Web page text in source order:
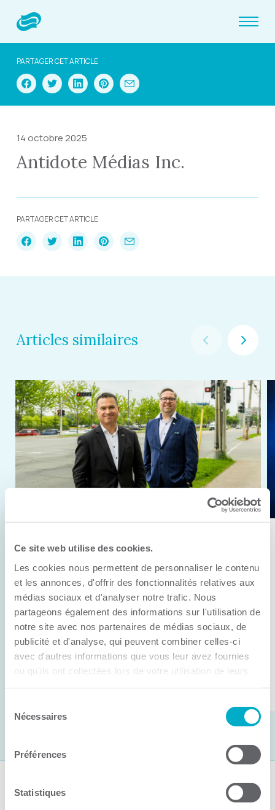
Ce site web utilise des cookies.
Les cookies nous permettent de personnaliser le contenu
et les annonces, d'offrir des fonctionnalités relatives aux
médias sociaux et d'analyser notre trafic. Nous
partageons également des informations sur l'utilisation de
notre site avec nos partenaires de médias sociaux, de
publicité et d'analyse, qui peuvent combiner celles-ci
avec d'autres informations que vous leur avez fournies
ou qu'ils ont collectées lors de votre utilisation de leurs
Nécessaires
Préférences
Statistiques
PARTAGER CET ARTICLE
14 octobre 2025
Antidote Médias Inc.
PARTAGER CET ARTICLE
Articles similaires
Anick Métivier devient le nouveau
président de la CCI3R
C’est lors de son assemblée générale annuelle
tenue hier que la Chambre de commerce et
d’industries de ...
Suivez-nous